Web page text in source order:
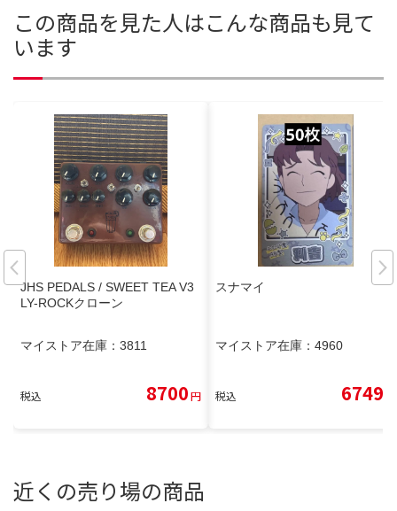
この商品を見た人はこんな商品も見て
います
JHS PEDALS / SWEET TEA V3
LY-ROCKクローン
マイストア在庫： 3811
税込 8700円
スナマイ
マイストア在庫： 4960
税込 6749
近くの売り場の商品